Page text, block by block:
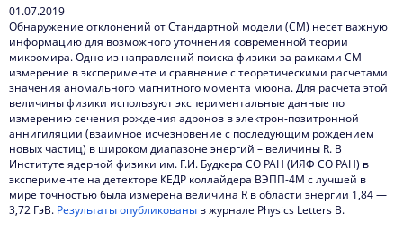
01.07.2019
Обнаружение отклонений от Стандартной модели (СМ) несет важную
информацию для возможного уточнения современной теории
микромира. Одно из направлений поиска физики за рамками СМ –
измерение в эксперименте и сравнение с теоретическими расчетами
значения аномального магнитного момента мюона. Для расчета этой
величины физики используют экспериментальные данные по
измерению сечения рождения адронов в электрон-позитронной
аннигиляции (взаимное исчезновение с последующим рождением
новых частиц) в широком диапазоне энергий – величины R. В
Институте ядерной физики им. Г.И. Будкера СО РАН (ИЯФ СО РАН) в
эксперименте на детекторе КЕДР коллайдера ВЭПП-4М с лучшей в
мире точностью была измерена величина R в области энергии 1,84 —
3,72 ГэВ. Результаты опубликованы в журнале Physics Letters B.